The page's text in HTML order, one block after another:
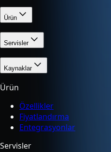
Ürün
Servisler
Kaynaklar
Ürün
Özellikler
Fiyatlandırma
Entegrasyonlar
Servisler